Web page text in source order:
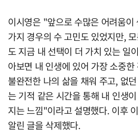
이시영은 "앞으로 수많은 어려움이
가지 경우의 수 고민도 있었지만,
도 지금 내 선택이 더 가치 있는 일
아보면 내 인생에 있어 가장 소중
불완전한 나의 삶을 채워 주고, 없
는 기적 같은 시간을 통해 내 인생
지는 느낌"이라고 설명했다. 이후
알린 글을 삭제했다.